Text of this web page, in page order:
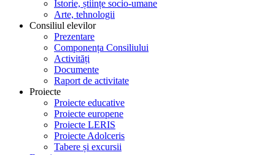
Istorie, științe socio-umane
Arte, tehnologii
Consiliul elevilor
Prezentare
Componența Consiliului
Activități
Documente
Raport de activitate
Proiecte
Proiecte educative
Proiecte europene
Proiecte LERIS
Proiecte Adolceris
Tabere și excursii